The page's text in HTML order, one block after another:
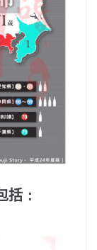
括 :